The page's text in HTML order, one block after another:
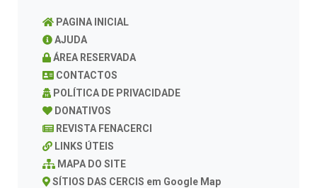
PAGINA INICIAL
AJUDA
ÁREA RESERVADA
CONTACTOS
POLÍTICA DE PRIVACIDADE
DONATIVOS
REVISTA FENACERCI
LINKS ÚTEIS
MAPA DO SITE
SÍTIOS DAS CERCIS em Google Map